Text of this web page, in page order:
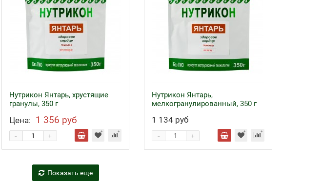
Нутрикон Янтарь, хрустящие
гранулы, 350 г
Цена: 1 356 руб
+
-
Нутрикон Янтарь,
мелкогранулированный, 350 г
1 134 руб
+
-
Показать еще